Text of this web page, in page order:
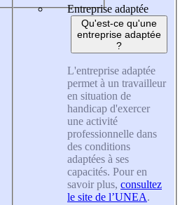
Entreprise adaptée
Qu'est-ce qu'une
entreprise adaptée
?
L'entreprise adaptée
permet à un travailleur
en situation de
handicap d'exercer
une activité
professionnelle dans
des conditions
adaptées à ses
capacités. Pour en
savoir plus, consultez
le site de l’UNEA.